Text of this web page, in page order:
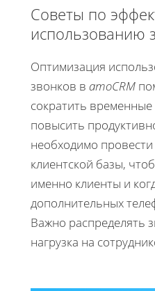
Советы по
использованию
Оптимизация
звонков в amoCRM
сократить
повысить
необходимо
клиентской базы,
именно клиенты и
дополнительных
Важно распределять
нагрузка на